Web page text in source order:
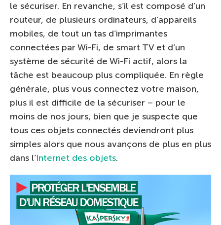
le sécuriser. En revanche, s’il est composé d’un
routeur, de plusieurs ordinateurs, d’appareils
mobiles, de tout un tas d’imprimantes
connectées par Wi-Fi, de smart TV et d’un
système de sécurité de Wi-Fi actif, alors la
tâche est beaucoup plus compliquée. En règle
générale, plus vous connectez votre maison,
plus il est difficile de la sécuriser – pour le
moins de nos jours, bien que je suspecte que
tous ces objets connectés deviendront plus
simples alors que nous avançons de plus en plus
dans l’Internet des objets.